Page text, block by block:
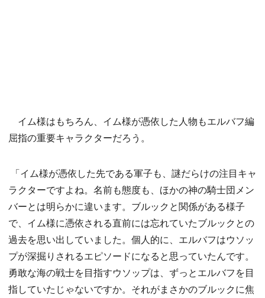
イム様はもちろん、イム様が憑依した人物もエルバフ編
屈指の重要キャラクターだろう。
「イム様が憑依した先である軍子も、謎だらけの注目キャ
ラクターですよね。名前も態度も、ほかの神の騎士団メン
バーとは明らかに違います。ブルックと関係がある様子
で、イム様に憑依される直前には忘れていたブルックとの
過去を思い出していました。個人的に、エルバフはウソッ
プが深掘りされるエピソードになると思っていたんです。
勇敢な海の戦士を目指すウソップは、ずっとエルバフを目
指していたじゃないですか。それがまさかのブルックに焦